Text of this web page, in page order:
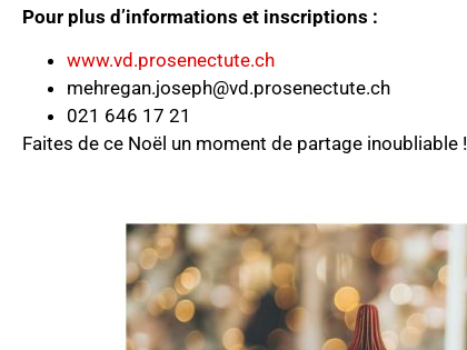
Pour plus d’informations et inscriptions :
www.vd.prosenectute.ch
mehregan.joseph@vd.prosenectute.ch
021 646 17 21
Faites de ce Noël un moment de partage inoubliable !